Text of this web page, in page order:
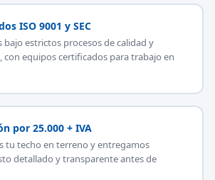
ISO 9001 y SEC
bajo estrictos procesos de calidad y
con equipos certificados para trabajo en
por 25.000 + IVA
tu techo en terreno y entregamos
detallado y transparente antes de